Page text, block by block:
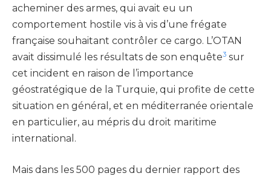
acheminer des armes, qui avait eu un
comportement hostile vis à vis d’une frégate
française souhaitant contrôler ce cargo. L’OTAN
avait dissimulé les résultats de son enquête3 sur
cet incident en raison de l’importance
géostratégique de la Turquie, qui profite de cette
situation en général, et en méditerranée orientale
en particulier, au mépris du droit maritime
international.
Mais dans les 500 pages du dernier rapport des